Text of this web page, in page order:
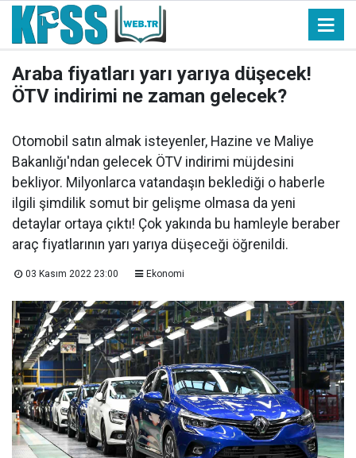
Araba fiyatları yarı yarıya düşecek!
ÖTV indirimi ne zaman gelecek?
Otomobil satın almak isteyenler, Hazine ve Maliye
Bakanlığı'ndan gelecek ÖTV indirimi müjdesini
bekliyor. Milyonlarca vatandaşın beklediği o haberle
ilgili şimdilik somut bir gelişme olmasa da yeni
detaylar ortaya çıktı! Çok yakında bu hamleyle beraber
araç fiyatlarının yarı yarıya düşeceği öğrenildi.
03 Kasım 2022 23:00 Ekonomi